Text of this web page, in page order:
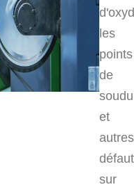
les
points
de
et
autres
sur